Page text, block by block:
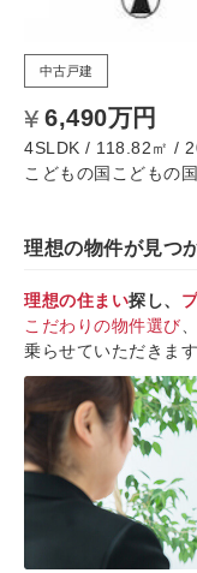
中古戸建
6,490万円
4SLDK / 118.82㎡ /
こどもの国こどもの
理想の物件が見つ
理想の住まい探し、
こだわりの物件選び
乗らせていただきます